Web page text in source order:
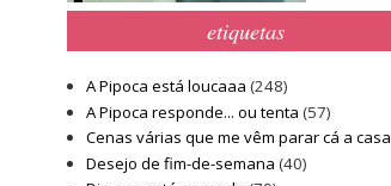
etiquetas
A Pipoca está loucaaa (248)
A Pipoca responde... ou tenta (57)
Cenas várias que me vêm parar cá a casa
Desejo de fim-de-semana (40)